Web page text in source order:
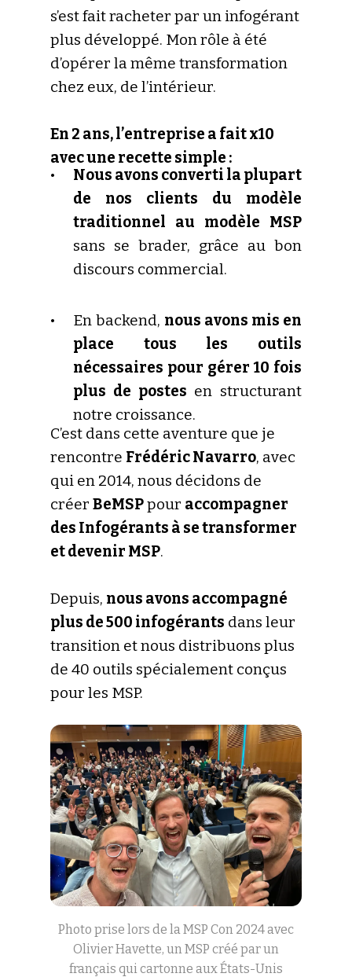
s’est fait racheter par un infogérant
plus développé. Mon rôle à été
d’opérer la même transformation
chez eux, de l’intérieur.
En 2 ans, l’entreprise a fait x10
avec une recette simple :
Nous avons converti la plupart
de nos clients du modèle
traditionnel au modèle MSP
sans se brader, grâce au bon
discours commercial.
En backend, nous avons mis en
place tous les outils
nécessaires pour gérer 10 fois
plus de postes en structurant
notre croissance.
C’est dans cette aventure que je
rencontre Frédéric Navarro, avec
qui en 2014, nous décidons de
créer BeMSPpour accompagner
des Infogérants à se transformer
et devenir MSP.
Depuis, nous avons accompagné
plus de 500 infogérants dans leur
transition et nous distribuons plus
de 40 outils spécialement conçus
pour les MSP.
Photo prise lors de la MSP Con 2024 avec
Olivier Havette, un MSP créé par un
français qui cartonne aux États-Unis